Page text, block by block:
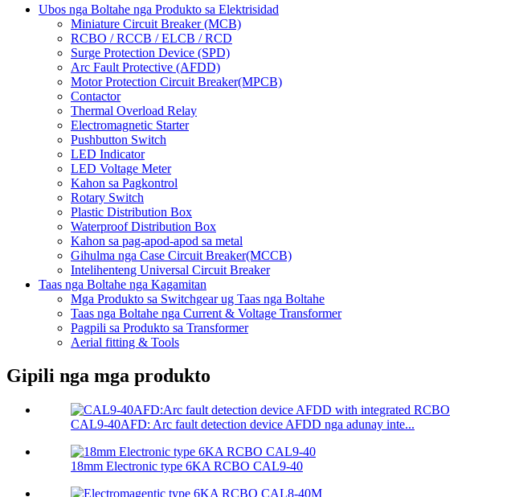
Ubos nga Boltahe nga Produkto sa Elektrisidad
Miniature Circuit Breaker (MCB)
RCBO / RCCB / ELCB / RCD
Surge Protection Device (SPD)
Arc Fault Protective (AFDD)
Motor Protection Circuit Breaker(MPCB)
Contactor
Thermal Overload Relay
Electromagnetic Starter
Pushbutton Switch
LED Indicator
LED Voltage Meter
Kahon sa Pagkontrol
Rotary Switch
Plastic Distribution Box
Waterproof Distribution Box
Kahon sa pag-apod-apod sa metal
Gihulma nga Case Circuit Breaker(MCCB)
Intelihenteng Universal Circuit Breaker
Taas nga Boltahe nga Kagamitan
Mga Produkto sa Switchgear ug Taas nga Boltahe
Taas nga Boltahe nga Current & Voltage Transformer
Pagpili sa Produkto sa Transformer
Aerial fitting & Tools
Gipili nga mga produkto
CAL9-40AFD: Arc fault detection device AFDD nga adunay inte...
18mm Electronic type 6KA RCBO CAL9-40